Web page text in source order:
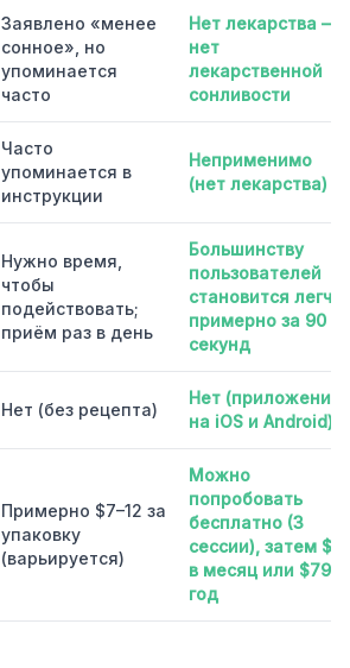
Заявлено «менее
сонное», но
упоминается
часто
Нет лекарства —
нет
лекарственной
сонливости
Часто
упоминается в
инструкции
Неприменимо
(нет лекарства)
Нужно время,
чтобы
подействовать;
приём раз в день
Большинству
пользователей
становится легче
примерно за 90
секунд
Нет (без рецепта)
Нет (приложение
на iOS и Android)
Примерно $7–12 за
упаковку
(варьируется)
Можно
попробовать
бесплатно (3
сессии), затем $10
в месяц или $79 в
год